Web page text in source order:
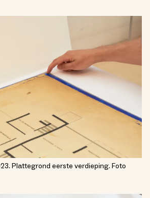
Plattegrond eerste verdieping. Foto